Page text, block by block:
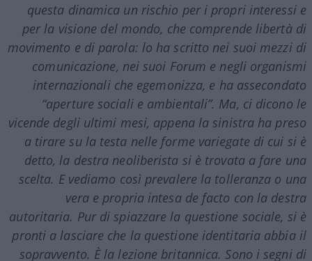
questa dinamica un rischio per i propri interessi e
per la visione del mondo, che comprende libertà di
movimento e di parola: lo ha scritto nei suoi mezzi di
comunicazione, nei suoi Forum e negli organismi
internazionali che egemonizza, e ha assecondato
“aperture sociali e ambientali”. Ma, ci dicono le
vicende degli ultimi mesi, appena la sinistra ha preso
a tirare su la testa nelle forme variegate di cui si è
detto, la destra neoliberista si è trovata a fare una
scelta. E vediamo così prevalere la tolleranza o una
vera e propria intesa de facto con la destra
autoritaria. Pur di spiazzare la questione sociale, si è
pronti a lasciare che la questione identitaria abbia il
sopravvento. È la lezione britannica. Sono i segni di